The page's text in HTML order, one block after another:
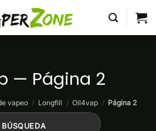
— Página 2
vapeo / Longfill / Oil4vap / Página 2
BÚSQUEDA